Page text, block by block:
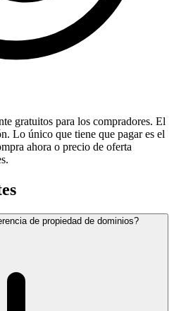
gratuitos para los compradores. El
Lo único que tiene que pagar es el
ahora o precio de oferta
de propiedad de dominios?